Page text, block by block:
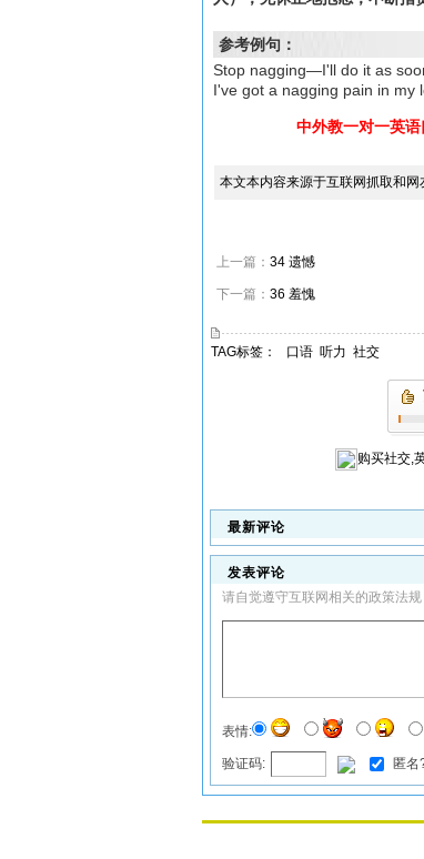
参考例句：
Stop nagging—I'll do it as
I've got a nagging pain in my
中外教一对一英
本文本内容来源于互联网抓取和
上一篇： 34 遗憾
下一篇： 36 羞愧
TAG标签： 口语 听力 社交
购买社交,
最新评论
发表评论
请自觉遵守互联网相关的政策法
表情:
验证码: 匿名